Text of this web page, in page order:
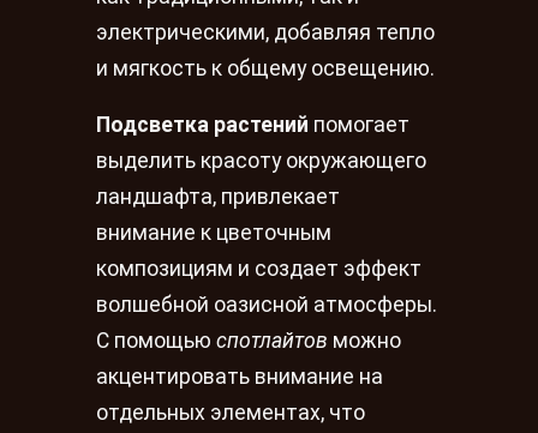
электрическими, добавляя тепло
и мягкость к общему освещению.
Подсветка растений помогает
выделить красоту окружающего
ландшафта, привлекает
внимание к цветочным
композициям и создает эффект
волшебной оазисной атмосферы.
С помощью спотлайтов можно
акцентировать внимание на
отдельных элементах, что